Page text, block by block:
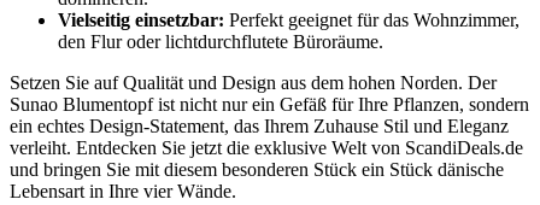
Vielseitig einsetzbar: Perfekt geeignet für das Wohnzimmer,
den Flur oder lichtdurchflutete Büroräume.
Setzen Sie auf Qualität und Design aus dem hohen Norden. Der
Sunao Blumentopf ist nicht nur ein Gefäß für Ihre Pflanzen, sondern
ein echtes Design-Statement, das Ihrem Zuhause Stil und Eleganz
verleiht. Entdecken Sie jetzt die exklusive Welt von ScandiDeals.de
und bringen Sie mit diesem besonderen Stück ein Stück dänische
Lebensart in Ihre vier Wände.